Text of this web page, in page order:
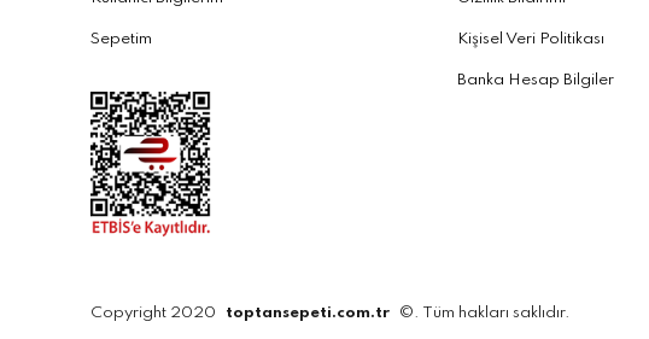
Sepetim Kişisel Veri Politikası
Banka Hesap Bilgiler
Copyright 2020 toptansepeti.com.tr ©. Tüm hakları saklıdır.